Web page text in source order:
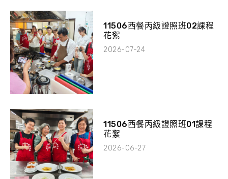
11506西餐丙級證照班02課程
花絮
2026-07-24
11506西餐丙級證照班01課程
花絮
2026-06-27